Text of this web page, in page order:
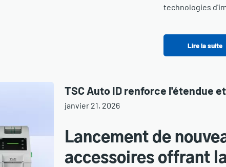
technologies
Lire la suite
TSC Auto ID renforce l'étendue
janvier 21, 2026
Lancement de
accessoires offrant